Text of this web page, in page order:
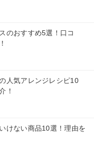
のおすすめ5選！口コ
人気アレンジレシピ10
！
けない商品10選！理由を